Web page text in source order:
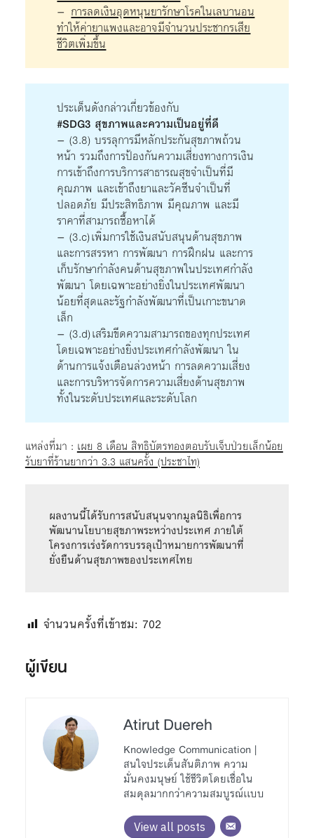
– การลดเงินอุดหนุนยารักษาโรคในเลบานอน
ทำให้ค่ายาแพงและอาจมีจำนวนประชากรเสีย
ชีวิตเพิ่มขึ้น
ประเด็นดังกล่าวเกี่ยวข้องกับ
#SDG3 สุขภาพและความเป็นอยู่ที่ดี
– (3.8) บรรลุการมีหลักประกันสุขภาพถ้วน
หน้า รวมถึงการป้องกันความเสี่ยงทางการเงิน
การเข้าถึงการบริการสาธารณสุขจำเป็นที่มี
คุณภาพ และเข้าถึงยาและวัคซีนจำเป็นที่
ปลอดภัย มีประสิทธิภาพ มีคุณภาพ และมี
ราคาที่สามารถซื้อหาได้
– (3.c) เพิ่มการใช้เงินสนับสนุนด้านสุขภาพ
และการสรรหา การพัฒนา การฝึกฝน และการ
เก็บรักษากำลังคนด้านสุขภาพในประเทศกำลัง
พัฒนา โดยเฉพาะอย่างยิ่งในประเทศพัฒนา
น้อยที่สุดและรัฐกำลังพัฒนาที่เป็นเกาะขนาด
เล็ก
– (3.d) เสริมขีดความสามารถของทุกประเทศ
โดยเฉพาะอย่างยิ่งประเทศกำลังพัฒนา ใน
ด้านการแจ้งเตือนล่วงหน้า การลดความเสี่ยง
และการบริหารจัดการความเสี่ยงด้านสุขภาพ
ทั้งในระดับประเทศและระดับโลก
แหล่งที่มา : เผย 8 เดือน สิทธิบัตรทองตอบรับเจ็บป่วยเล็กน้อย
รับยาที่ร้านยากว่า 3.3 แสนครั้ง (ประชาไท)
ผลงานนี้ได้รับการสนับสนุนจากมูลนิธิเพื่อการ
พัฒนานโยบายสุขภาพระหว่างประเทศ ภายใต้
โครงการเร่งรัดการบรรลุเป้าหมายการพัฒนาที่
ยั่งยืนด้านสุขภาพของประเทศไทย
จำนวนครั้งที่เข้าชม: 702
ผู้เขียน
Atirut Duereh
Knowledge Communication |
สนใจประเด็นสันติภาพ ความ
มั่นคงมนุษย์ ใช้ชีวิตโดยเชื่อใน
สมดุลมากกว่าความสมบูรณ์เเบบ
View all posts